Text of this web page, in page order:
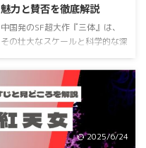
が抱える問題を乗り越える姿が丁
寧に描かれており、読者に深い共
感と感動を与えます。本記事で
は、『人魚が逃げた』のあらすじ
を中心に、作品の魅力や見どころ
を徹底解説。現代の銀座というリ
アルな舞台に童話「人魚姫」のエ
ッ ...
魅力と賛否を徹底解説
中国発のSF超大作『三体』は、
その壮大なスケールと科学的な深
みで多くの読者を魅了してきまし
たが、一方で「つまらない」とい
う意見も少なくありません。本記
事では、『三体』の 基本情報 を
紹介しつつ、実際に読んで感じた
読んで良かった点 や 読んでイマ
イチな点 を詳しく解説します。
2025/6/24